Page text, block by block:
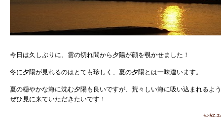
今日は久しぶりに、雲の切れ間から夕陽が顔を覗かせました！
冬に夕陽が見れるのはとても珍しく、夏の夕陽とは一味違います。
夏の穏やかな海に沈む夕陽も良いですが、荒々しい海に吸い込まれるよ
ぜひ見に来ていただきたいです！